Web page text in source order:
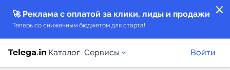
close
🚀 Реклама с оплатой за клики, лиды и продажи
Теперь со сниженным бюджетом для старта!
Каталог Сервисы Войти